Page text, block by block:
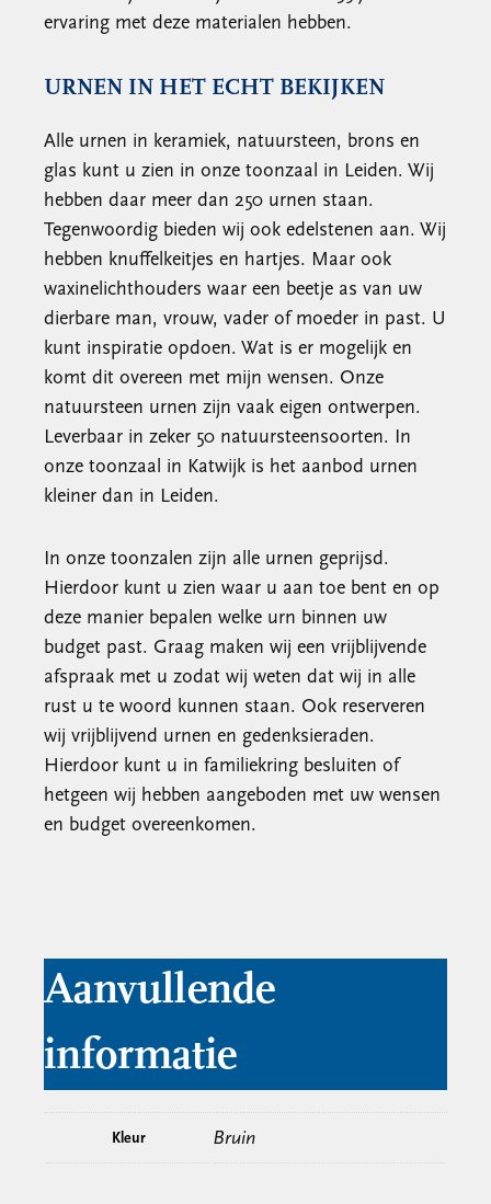
ervaring met deze materialen hebben.
URNEN IN HET ECHT BEKIJKEN
Alle urnen in keramiek, natuursteen, brons en
glas kunt u zien in onze toonzaal in Leiden. Wij
hebben daar meer dan 250 urnen staan.
Tegenwoordig bieden wij ook edelstenen aan. Wij
hebben knuffelkeitjes en hartjes. Maar ook
waxinelichthouders waar een beetje as van uw
dierbare man, vrouw, vader of moeder in past. U
kunt inspiratie opdoen. Wat is er mogelijk en
komt dit overeen met mijn wensen. Onze
natuursteen urnen zijn vaak eigen ontwerpen.
Leverbaar in zeker 50 natuursteensoorten. In
onze toonzaal in Katwijk is het aanbod urnen
kleiner dan in Leiden.
In onze toonzalen zijn alle urnen geprijsd.
Hierdoor kunt u zien waar u aan toe bent en op
deze manier bepalen welke urn binnen uw
budget past. Graag maken wij een vrijblijvende
afspraak met u zodat wij weten dat wij in alle
rust u te woord kunnen staan. Ook reserveren
wij vrijblijvend urnen en gedenksieraden.
Hierdoor kunt u in familiekring besluiten of
hetgeen wij hebben aangeboden met uw wensen
en budget overeenkomen.
Aanvullende
informatie
Kleur Bruin